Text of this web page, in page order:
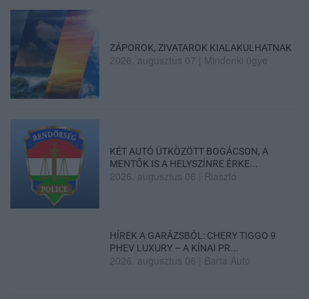
ZÁPOROK, ZIVATAROK KIALAKULHATNAK
2026. augusztus 07 Mindenki ügye
KÉT AUTÓ ÜTKÖZÖTT BOGÁCSON, A
MENTŐK IS A HELYSZÍNRE ÉRKE...
2026. augusztus 06 Riasztó
HÍREK A GARÁZSBÓL: CHERY TIGGO 9
PHEV LUXURY – A KÍNAI PR...
2026. augusztus 06 Barta Autó